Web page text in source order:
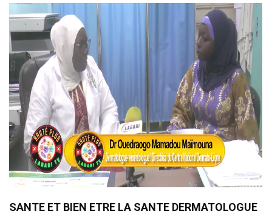
SANTE ET BIEN ETRE LA SANTE DERMATOLOGUE